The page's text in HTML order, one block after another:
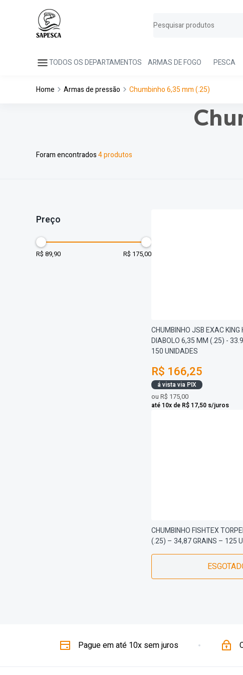
TODOS OS DEPARTAMENTOS ARMAS DE FOGO PESCA
Home Armas de pressão Chumbinho 6,35 mm (.25)
Foram encontrados4 produtos
Preço
R$ 89,90 R$ 175,00
CHUMBINHO JSB EXAC KING
DIABOLO 6,35 MM (.25) -
150 UNIDADES
R$ 166,25
á vista via PIX
ou R$ 175,00
até 10x de R$ 17,50 s/juros
CHUMBINHO FISHTEX
(.25) – 34,87 GRAINS – 125
Pague em até 10x sem juros